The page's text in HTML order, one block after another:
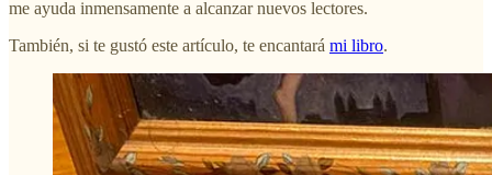
me ayuda inmensamente a alcanzar nuevos lectores.
También, si te gustó este artículo, te encantará mi libro.